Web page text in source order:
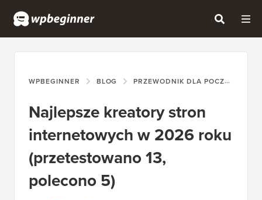
WPBEGINNER BLOG PRZEWODNIK DLA POCZĄTKUJĄCYCH
Najlepsze kreatory stron
internetowych w 2026 roku
(przetestowano 13,
polecono 5)